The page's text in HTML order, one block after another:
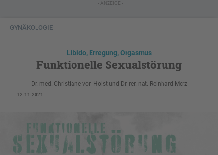
- ANZEIGE -
GYNÄKOLOGIE
Libido, Erregung, Orgasmus
Funktionelle Sexualstörung
Dr. med. Christiane von Holst und Dr. rer. nat. Reinhard Merz
12.11.2021